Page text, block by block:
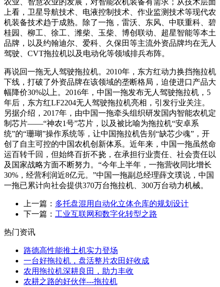
农业、智慧农业的发展，对智能农机装备有需求；从技术层面
上看，卫星导航技术、电液控制技术、作业监测技术等现代农
机装备技术趋于成熟。
除了一拖，雷沃、东风、中联重科、碧
桂园、柳工、徐工、潍柴、玉柴、博创联动、超星智能等本土
品牌，以及约翰迪尔、爱科、久保田等主流外资品牌均在无人
驾驶、CVT拖拉机以及电动化等领域排兵布阵。
再说回一拖无人驾驶拖拉机。2010年，东方红动力换挡拖拉机
下线，打破了外资品牌在该领域的垄断格局，迫使进口产品大
幅降价30%以上。2016年，中国一拖发布无人驾驶拖拉机，5
年后，东方红LF2204无人驾驶拖拉机亮相，引发行业关注。
另据介绍，2017年，由中国一拖牵头组织研发国内智能农机定
制芯片——“神农1号”芯片，以及被比喻为拖拉机“安卓系
统”的“珊瑚”操作系统等，让中国拖拉机告别“缺芯少魂”，开
创了自主可控的中国农机创新体系。 近年来，中国一拖虽然命
运百转千回，但始终百折不挠，在承担行业责任、社会责任以
及国家战略方面不断努力。 “今年上半年，一拖营收同比增长
30%，经营利润近8亿元。”中国一拖副总经理薛文璞说， 中国
一拖已累计向社会提供370万台拖拉机、300万台动力机械。
上一篇： 多托盘混用自动化立体仓库的规划设计
下一篇： 工业互联网和数字化转型之路
热门资讯
路德高性能推土机实力登场
一台好拖拉机，盘活整片农田好收成
农用拖拉机深耕良田，助力丰收
农耕之路的好伙伴---拖拉机